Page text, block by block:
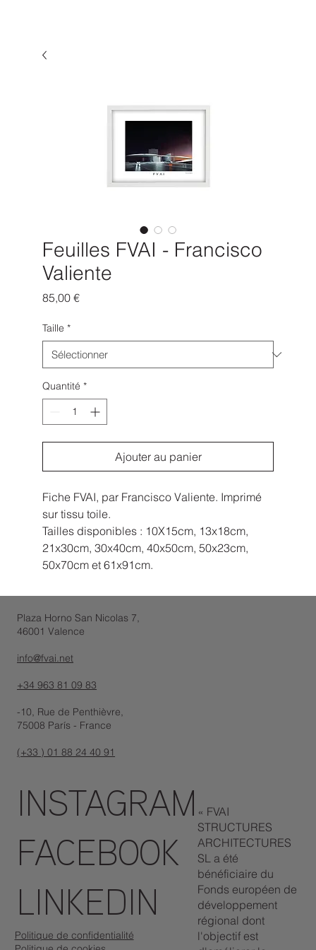
Feuilles FVAI - Francisco
Valiente
85,00 €Prix
Taille *
Quantité *
Ajouter au panier
Fiche FVAI, par Francisco Valiente. Imprimé
sur tissu toile.
Tailles disponibles : 10X15cm, 13x18cm,
21x30cm, 30x40cm, 40x50cm, 50x23cm,
50x70cm et 61x91cm.
Plaza Horno San Nicolas 7,
46001 Valence
info@fvai.net
+34 963 81 09 83
-10, Rue de Penthièvre,
75008 París - France
(+33 ) 01 88 24 40 91
Politique de confidentialité
INSTAGRAM
FACEBOOK
LINKEDIN
« FVAI
STRUCTURES
ARCHITECTURES
SL a été
bénéficiaire du
Fonds européen de
développement
régional dont
l'objectif est